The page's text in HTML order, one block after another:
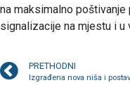
na maksimalno
signalizacije na mjestu i u
PRETHODNI